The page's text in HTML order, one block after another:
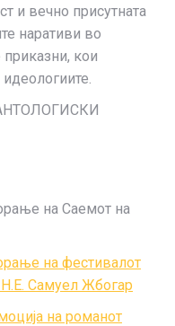
и вечно присутната
наративи во
приказни, кои
идеологиите.
на Саемот на
на фестивалот
Н.Е. Самуел Жбогар
на романот